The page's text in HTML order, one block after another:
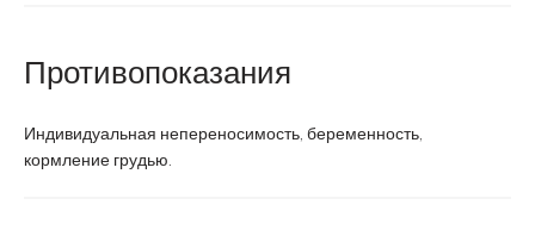
Противопоказания
Индивидуальная непереносимость, беременность,
кормление грудью.